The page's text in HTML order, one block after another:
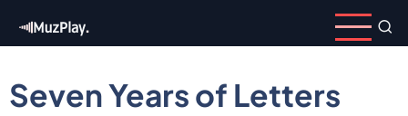
para
conteúdo
principal
Seven Years of Letters